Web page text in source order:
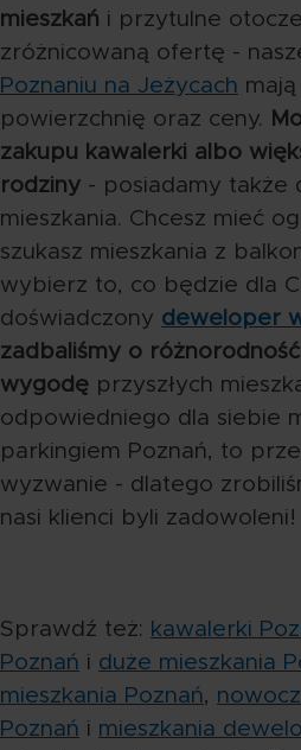
mieszkań i przytulne
zróżnicowaną ofertę -
Poznaniu na Jeżycach
powierzchnię oraz ceny.
zakupu kawalerki albo
rodziny - posiadamy także
mieszkania. Chcesz mieć
szukasz mieszkania z
wybierz to, co będzie dla
doświadczony deweloper
zadbaliśmy o
wygodę przyszłych
odpowiedniego dla siebie
parkingiem Poznań, to
wyzwanie - dlatego
nasi klienci byli zadowoleni!
Sprawdź też: kawalerki
Poznań i duże mieszkania
mieszkania Poznań,
Poznań i mieszkania